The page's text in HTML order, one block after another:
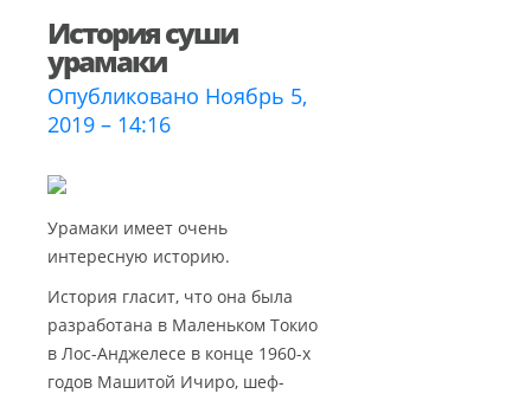
История суши
урамаки
Опубликовано Ноябрь 5,
2019 – 14:16
Урамаки имеет очень
интересную историю.
История гласит, что она была
разработана в Маленьком Токио
в Лос-Анджелесе в конце 1960-х
годов Машитой Ичиро, шеф-